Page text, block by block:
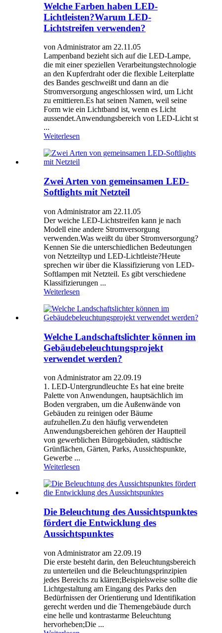
Welche Farben haben LED-
Lichtleisten?Warum LED-
Lichtstreifen verwenden?
von Administrator am 22.11.05
Lampenband bezieht sich auf die LED-Lampe,
die mit einer speziellen Verarbeitungstechnologie
an den Kupferdraht oder die flexible Leiterplatte
des Bandes geschweißt und dann an die
Stromversorgung angeschlossen wird, um Licht
zu emittieren.Es hat seinen Namen, weil seine
Form wie ein Lichtband ist, wenn es Licht
aussendet.Anwendungsbereich von LED-Licht st
...
Weiterlesen
Zwei Arten von gemeinsamen LED-
Softlights mit Netzteil
von Administrator am 22.11.05
Der weiche LED-Lichtstreifen kann je nach
Modell eine andere Stromversorgung
verwenden.Was weißt du über Stromversorgung?
Kennen Sie die unterschiedlichen Bedeutungen
von Netzteiltyp und LED-Lichtleiste?Heute
sprechen wir über die Klassifizierung von LED-
Softlampen mit Netzteil. Es gibt verschiedene
Klassifizierungen ...
Weiterlesen
Welche Landschaftslichter können im
Gebäudebeleuchtungsprojekt
verwendet werden?
von Administrator am 22.09.19
1. LED-Untergrundleuchte Es hat eine breite
Palette von Anwendungen, hauptsächlich im
Boden vergraben, um die Außenwände von
Gebäuden zu reinigen oder Bäume
aufzuhellen.Zu den häufig verwendeten
Anwendungsbereichen gehören der Hauptteil
von gewerblichen Bürogebäuden, städtische
Grünflächen, Gärten, Parks, Aussichtspunkte,
Gewerbe ...
Weiterlesen
Die Beleuchtung des Aussichtspunktes
fördert die Entwicklung des
Aussichtspunktes
von Administrator am 22.09.19
Die erste besteht darin, den Beleuchtungsbereich
zu unterteilen und die Beleuchtungsprinzipien
jedes Bereichs zu klären;Beispielsweise sollte die
Lichtgestaltung am Eingang des Parks den
Bedürfnissen der Orientierung und Identifikation
gerecht werden und die Themengebäude durch
eine helle und kontrastarme Beleuchtung
hervorheben;Die ...